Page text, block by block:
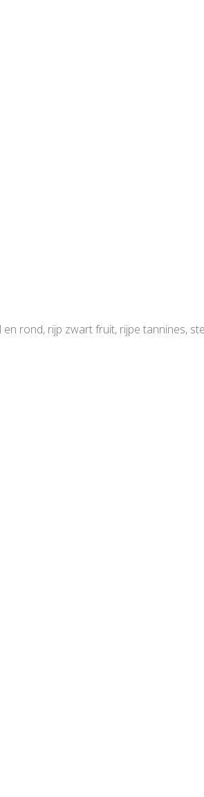
rond, rijp zwart fruit, rijpe tannines,